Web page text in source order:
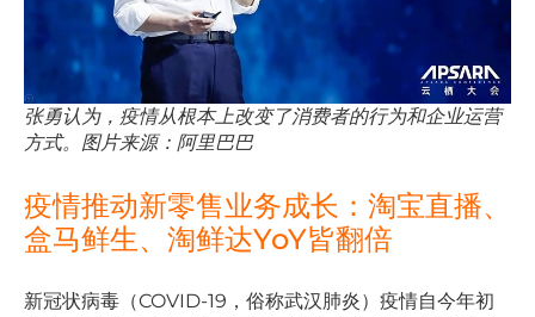
张勇认为，疫情从根本上改变了消费者的行为和企业运营
方式。图片来源：阿里巴巴
疫情推动新零售业务成长：淘宝直播、
盒马鲜生、淘鲜达YoY皆翻倍
新冠状病毒（COVID-19，俗称武汉肺炎）疫情自今年初